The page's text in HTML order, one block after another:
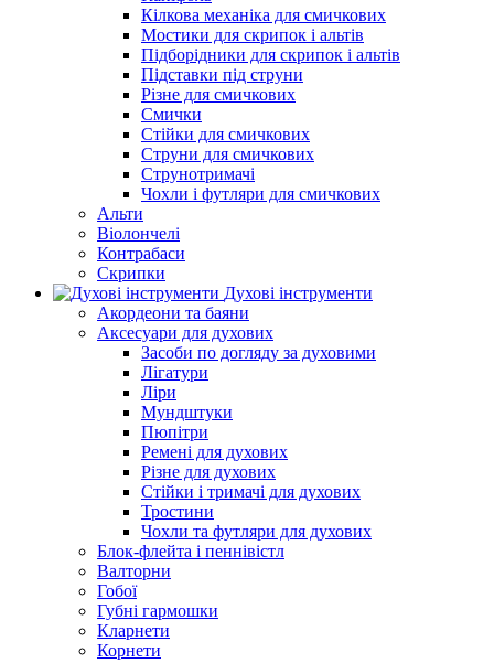
Кілкова механіка для смичкових
Мостики для скрипок і альтів
Підборiдники для скрипок і альтів
Підставки під струни
Різне для смичкових
Смички
Стійки для смичкових
Струни для смичкових
Струнотримачі
Чохли і футляри для смичкових
Альти
Віолончелі
Контрабаси
Скрипки
Духові інструменти
Акордеони та баяни
Аксесуари для духових
Засоби по догляду за духовими
Лігатури
Ліри
Мундштуки
Пюпітри
Ремені для духових
Різне для духових
Стійки і тримачі для духових
Тростини
Чохли та футляри для духових
Блок-флейта і пеннівістл
Валторни
Гобої
Губні гармошки
Кларнети
Корнети